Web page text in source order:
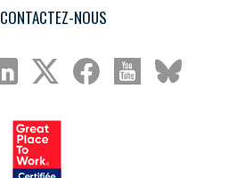
CONTACTEZ-NOUS